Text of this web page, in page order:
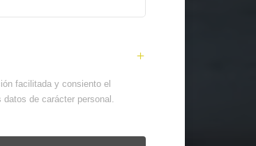
facilitada y consiento el
de carácter personal.